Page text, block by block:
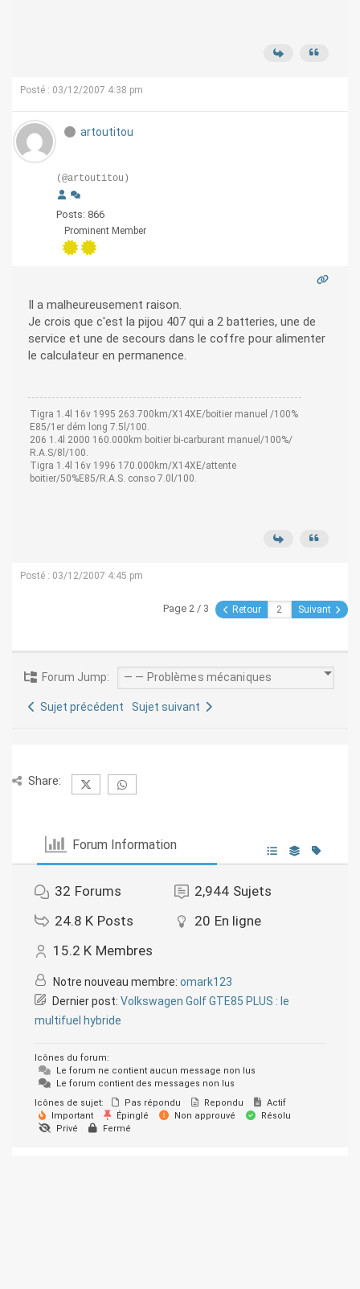
Posté : 03/12/2007 4:38 pm
artoutitou
(@artoutitou)
Posts: 866
Prominent Member
Il a malheureusement raison.
Je crois que c'est la pijou 407 qui a 2 batteries, une de
service et une de secours dans le coffre pour alimenter
le calculateur en permanence.
Tigra 1.4l 16v 1995 263.700km/X14XE/boitier manuel /100%
E85/1er dém long 7.5l/100.
206 1.4l 2000 160.000km boitier bi-carburant manuel/100%/
R.A.S/8l/100.
Tigra 1.4l 16v 1996 170.000km/X14XE/attente
boitier/50%E85/R.A.S. conso 7.0l/100.
Posté : 03/12/2007 4:45 pm
Page 2 / 3 Retour Suivant
Forum Jump:
Sujet précédent Sujet suivant
Share:
Forum Information
32 Forums 2,944 Sujets
24.8 K Posts 20 En ligne
15.2 K Membres
Notre nouveau membre: omark123
Dernier post: Volkswagen Golf GTE85 PLUS : le
multifuel hybride
Icônes du forum:
Le forum ne contient aucun message non lus
Le forum contient des messages non lus
Icônes de sujet:
Pas répondu Repondu
Actif
Important
Épinglé Non approuvé
Résolu
Privé
Fermé